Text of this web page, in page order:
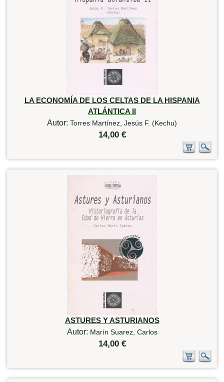
LA ECONOMÍA DE LOS CELTAS DE LA HISPANIA
ATLÁNTICA II
Autor: Torres Martínez, Jesús F. (Kechu)
14,00 €
ASTURES Y ASTURIANOS
Autor: Marín Suarez, Carlos
14,00 €